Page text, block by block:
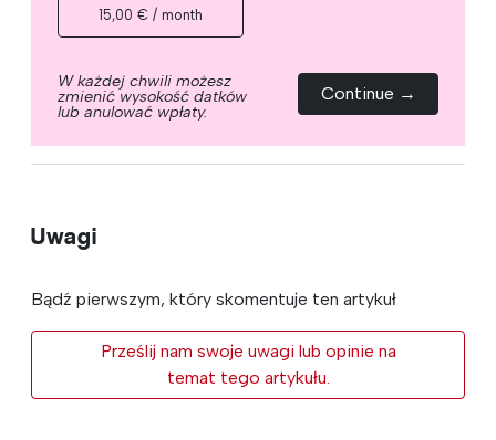
15,00 € / month
W każdej chwili możesz
zmienić wysokość datków
lub anulować wpłaty.
Continue →
Uwagi
Bądź pierwszym, który skomentuje ten artykuł
Prześlij nam swoje uwagi lub opinie na
temat tego artykułu.